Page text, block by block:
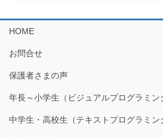
HOME
お問合せ
保護者さまの声
年長～小学生（ビジュアルプログラミン
中学生・高校生（テキストプログラミン